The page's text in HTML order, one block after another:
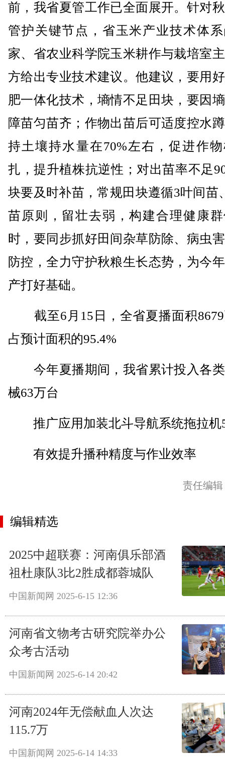
前，我省夏管工作已全面展开。针对
管护关键节点，省玉米产业技术体
家、省农业科学院玉米耕作与栽培室
方给出专业技术建议。他建议，要用
肥一体化技术，墒情不足田块，要因
障苗匀苗齐；作物出苗后可适度控水
持土壤持水量在70%左右，促进作
扎，提升植株抗逆性；对出苗率不足
块要及时补苗，常规田块遵循3叶间苗
苗原则，留壮去弱，构建合理健康
时，要同步抓好田间杂草防除、病虫
防控，全力守护秋粮生长态势，为今
产打好基础。
截至6月15日，全省夏播面积8679
占预计面积的95.4%
今年夏播期间，我省累计投入各
械63万台
推广应用加装北斗导航系统拖拉机
有效提升播种精度与作业效率
责任编
编辑精选
2025中超联赛：河南俱乐部酒
祖杜康队3比2胜成都蓉城队
中国新闻网 2025-6-15 12:36
河南省文物考古研究院举办公
众考古活动
中国新闻网 2025-6-14 20:42
河南2024年无偿献血人次达
115.7万
中国新闻网 2025-6-14 14:33